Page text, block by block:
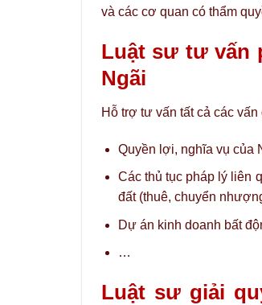
và các cơ quan có thẩm
Luật sư tư vấn
Ngãi
Hỗ trợ tư vấn tất cả các
Quyền lợi, nghĩa vụ của
Các thủ tục pháp lý liên
đất (thuê, chuyển
Dự án kinh doanh bất
…
Luật sư giải